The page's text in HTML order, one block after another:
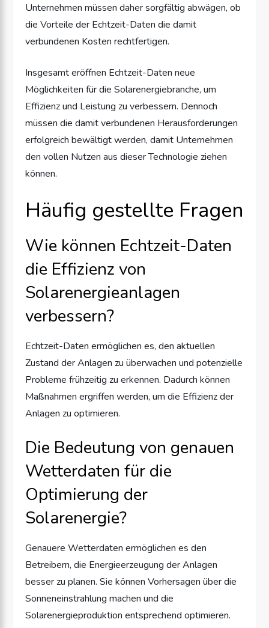
Unternehmen müssen daher sorgfältig abwägen, ob
die Vorteile der Echtzeit-Daten die damit
verbundenen Kosten rechtfertigen.
Insgesamt eröffnen Echtzeit-Daten neue
Möglichkeiten für die Solarenergiebranche, um
Effizienz und Leistung zu verbessern. Dennoch
müssen die damit verbundenen Herausforderungen
erfolgreich bewältigt werden, damit Unternehmen
den vollen Nutzen aus dieser Technologie ziehen
können.
Häufig gestellte Fragen
Wie können Echtzeit-Daten
die Effizienz von
Solarenergieanlagen
verbessern?
Echtzeit-Daten ermöglichen es, den aktuellen
Zustand der Anlagen zu überwachen und potenzielle
Probleme frühzeitig zu erkennen. Dadurch können
Maßnahmen ergriffen werden, um die Effizienz der
Anlagen zu optimieren.
Die Bedeutung von genauen
Wetterdaten für die
Optimierung der
Solarenergie?
Genauere Wetterdaten ermöglichen es den
Betreibern, die Energieerzeugung der Anlagen
besser zu planen. Sie können Vorhersagen über die
Sonneneinstrahlung machen und die
Solarenergieproduktion entsprechend optimieren.